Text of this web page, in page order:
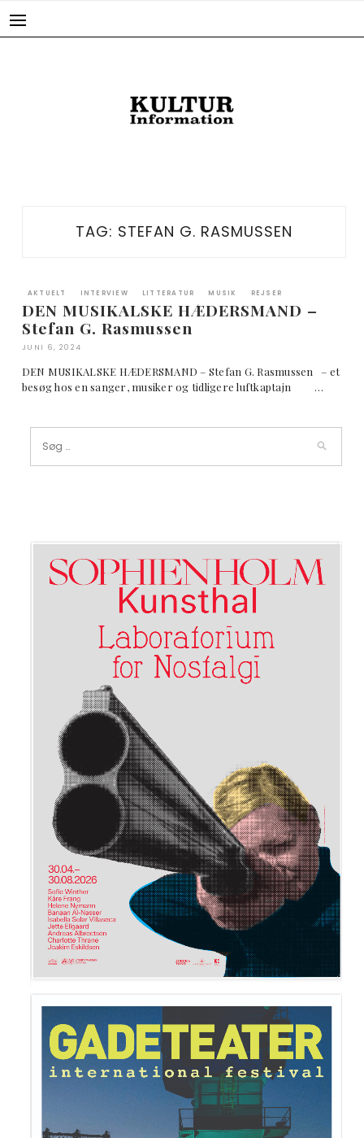
TAG: STEFAN G. RASMUSSEN
AKTUELT INTERVIEW LITTERATUR MUSIK REJSER
DEN MUSIKALSKE HÆDERSMAND –
Stefan G. Rasmussen
JUNI 6, 2024
DEN MUSIKALSKE HÆDERSMAND – Stefan G. Rasmussen – et
besøg hos en sanger, musiker og tidligere luftkaptajn …